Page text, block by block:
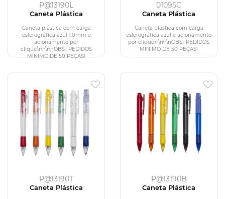
P@13190L
Caneta Plástica
Caneta plástica com carga
esferográfica azul 1.0mm e
acionamento por
clique.\r\n\r\nOBS.: PEDIDOS
MÍNIMO DE 50 PEÇAS!
01095C
Caneta Plástica
Caneta plástica com carga
esferográfica azul e acionamento
por clique.\r\n\r\nOBS.: PEDIDOS
MÍNIMO DE 50 PEÇAS!
P@13190T
Caneta Plástica
P@13190B
Caneta Plástica